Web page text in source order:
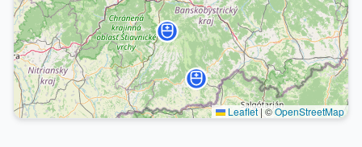
Leaflet|©OpenStreetMap